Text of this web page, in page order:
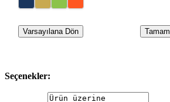
Varsayılana Dön Tamam
Seçenekler: